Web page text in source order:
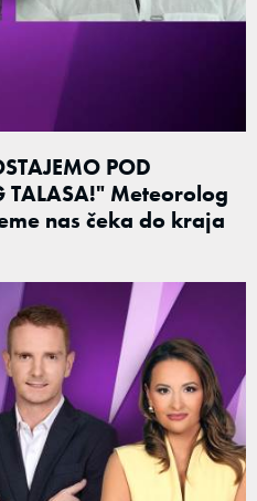
POD
TALASA!" Meteorolog
nas čeka do kraja